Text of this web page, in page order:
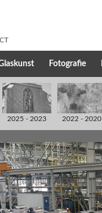
Fotografie
2025 - 2023 2022 - 2020